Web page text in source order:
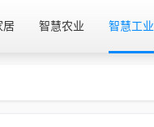
居 智慧农业 智慧工业